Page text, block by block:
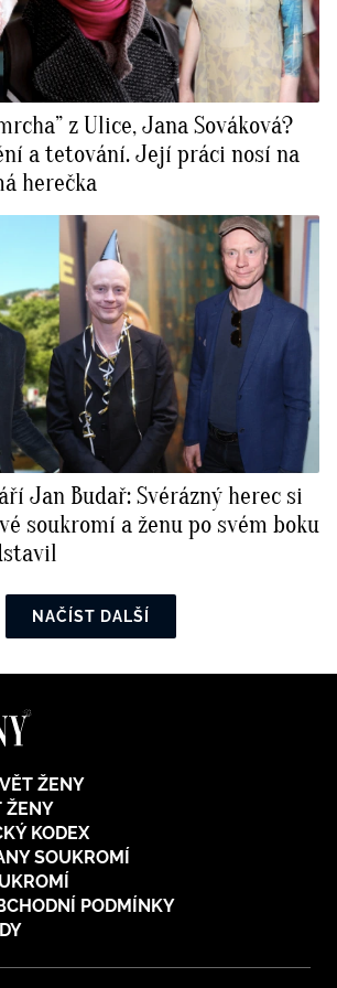
z Ulice, Jana Sováková?
a tetování. Její práci nosí na
herečka
Jan Budař: Svérázný herec si
soukromí a ženu po svém boku
NAČÍST DALŠÍ
ŽENY
ŽENY
KODEX
SOUKROMÍ
PODMÍNKY